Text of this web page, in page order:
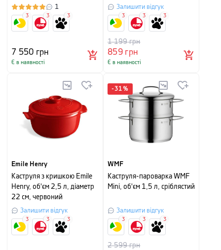
червоний
1
7 550 грн
Є в наявності
3 3 3
Залишити відгук
859грн
1 199грн
Є в наявності
3 3 3
Emile Henry
Каструля з кришкою Emile
Henry, об'єм 2,5 л, діаметр
22 см, червоний
Залишити відгук
3 3 3
-31 %
WMF
Каструля-пароварка WMF
Mini, об'єм 1,5 л, сріблястий
Залишити відгук
2 599грн
3 3 3